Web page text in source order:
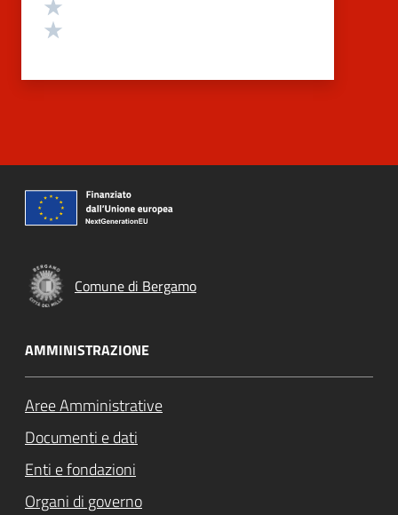
Comune di Bergamo
AMMINISTRAZIONE
Aree Amministrative
Documenti e dati
Enti e fondazioni
Organi di governo